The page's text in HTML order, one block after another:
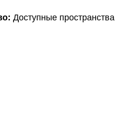
Доступные пространства